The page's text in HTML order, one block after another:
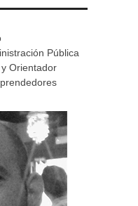
Pública
Orientador